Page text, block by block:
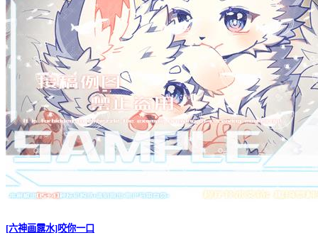
[六神画露水]咬你一口